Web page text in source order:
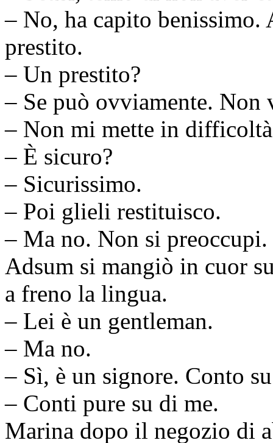
– No, ha capito
prestito.
– Un prestito?
– Se può ovviamente.
– Non mi mette in
– È sicuro?
– Sicurissimo.
– Poi glieli restituisco.
– Ma no. Non si preoccupi.
Adsum si mangiò in cuor
a freno la lingua.
– Lei è un gentleman.
– Ma no.
– Sì, è un signore. Conto
– Conti pure su di me.
Marina dopo il negozio di